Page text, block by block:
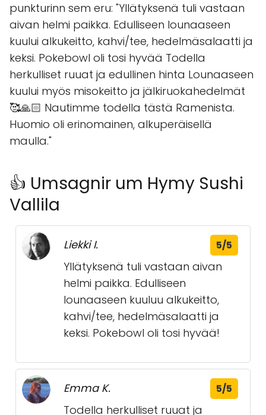
punkturinn sem eru: "Yllätyksenä tuli vastaan
aivan helmi paikka. Edulliseen lounaaseen
kuului alkukeitto, kahvi/tee, hedelmäsalaatti ja
keksi. Pokebowl oli tosi hyvää Todella
herkulliset ruuat ja edullinen hinta Lounaaseen
kuului myös misokeitto ja jälkiruokahedelmät
🥰🙏🏻 Nautimme todella tästä Ramenista.
Huomio oli erinomainen, alkuperäisellä
maulla."
👍 Umsagnir um Hymy Sushi
Vallila
Liekki I. 5/5
Yllätyksenä tuli vastaan aivan
helmi paikka. Edulliseen
lounaaseen kuuluu alkukeitto,
kahvi/tee, hedelmäsalaatti ja
keksi. Pokebowl oli tosi hyvää!
Emma K. 5/5
Todella herkulliset ruuat ja